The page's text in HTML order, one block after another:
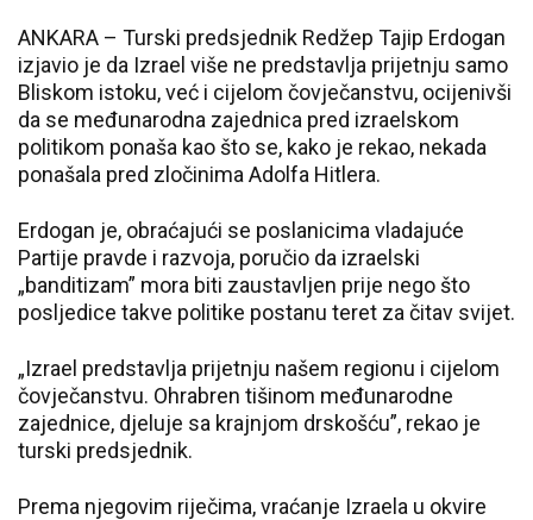
ANKARA – Turski predsjednik Redžep Tajip Erdogan
izjavio je da Izrael više ne predstavlja prijetnju samo
Bliskom istoku, već i cijelom čovječanstvu, ocijenivši
da se međunarodna zajednica pred izraelskom
politikom ponaša kao što se, kako je rekao, nekada
ponašala pred zločinima Adolfa Hitlera.
Erdogan je, obraćajući se poslanicima vladajuće
Partije pravde i razvoja, poručio da izraelski
„banditizam” mora biti zaustavljen prije nego što
posljedice takve politike postanu teret za čitav svijet.
„Izrael predstavlja prijetnju našem regionu i cijelom
čovječanstvu. Ohrabren tišinom međunarodne
zajednice, djeluje sa krajnjom drskošću”, rekao je
turski predsjednik.
Prema njegovim riječima, vraćanje Izraela u okvire